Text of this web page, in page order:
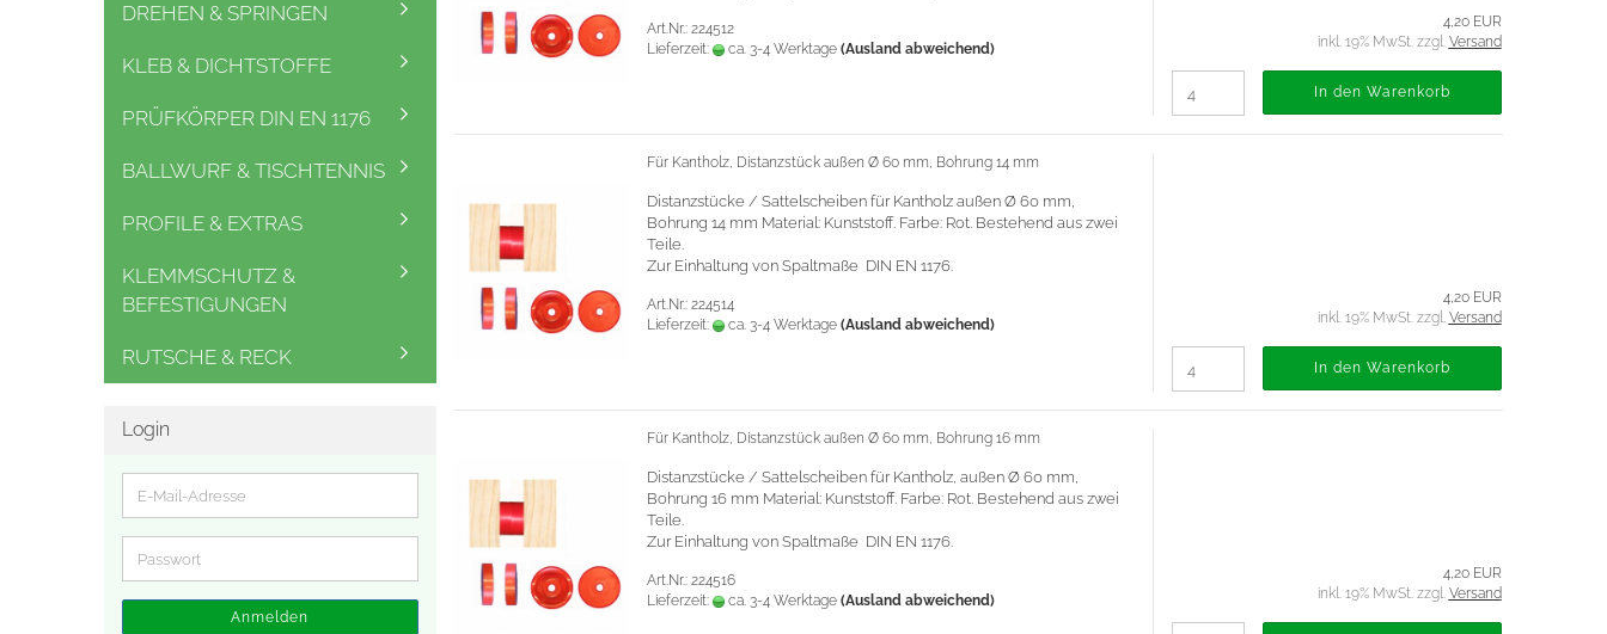
Art.Nr.: 224512
Lieferzeit:
ca. 3-4 Werktage (Ausland abweichend)
4,20 EUR
inkl. 19% MwSt. zzgl. Versand
In den Warenkorb
Für Kantholz, Distanzstück außen Ø 60 mm, Bohrung 14 mm
Distanzstücke / Sattelscheiben für Kantholz außen Ø 60 mm,
Bohrung 14 mm Material: Kunststoff. Farbe: Rot. Bestehend aus zwei
Teile.
Zur Einhaltung von Spaltmaße DIN EN 1176.
Art.Nr.: 224514
Lieferzeit:
ca. 3-4 Werktage (Ausland abweichend)
4,20 EUR
inkl. 19% MwSt. zzgl. Versand
In den Warenkorb
Für Kantholz, Distanzstück außen Ø 60 mm, Bohrung 16 mm
Distanzstücke / Sattelscheiben für Kantholz, außen Ø 60 mm,
Bohrung 16 mm Material: Kunststoff. Farbe: Rot. Bestehend aus zwei
Teile.
Zur Einhaltung von Spaltmaße DIN EN 1176.
Art.Nr.: 224516
Lieferzeit:
ca. 3-4 Werktage (Ausland abweichend)
4,20 EUR
inkl. 19% MwSt. zzgl. Versand
DREHEN & SPRINGEN
KLEB & DICHTSTOFFE
PRÜFKÖRPER DIN EN 1176
BALLWURF & TISCHTENNIS
PROFILE & EXTRAS
KLEMMSCHUTZ &
BEFESTIGUNGEN
RUTSCHE & RECK
Login
E-
Mail-
Adresse
Passwort
Anmelden